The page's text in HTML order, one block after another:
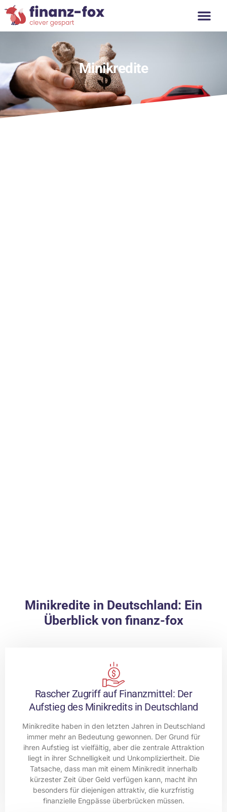
Minikredite
Minikredite in Deutschland: Ein
Überblick von finanz-fox
Rascher Zugriff auf Finanzmittel: Der
Aufstieg des Minikredits in Deutschland
Minikredite haben in den letzten Jahren in Deutschland
immer mehr an Bedeutung gewonnen. Der Grund für
ihren Aufstieg ist vielfältig, aber die zentrale Attraktion
liegt in ihrer Schnelligkeit und Unkompliziertheit. Die
Tatsache, dass man mit einem Minikredit innerhalb
kürzester Zeit über Geld verfügen kann, macht ihn
besonders für diejenigen attraktiv, die kurzfristig
finanzielle Engpässe überbrücken müssen.